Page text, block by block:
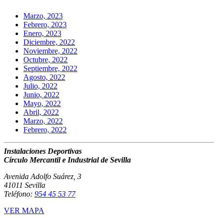
Marzo, 2023
Febrero, 2023
Enero, 2023
Diciembre, 2022
Noviembre, 2022
Octubre, 2022
Septiembre, 2022
Agosto, 2022
Julio, 2022
Junio, 2022
Mayo, 2022
Abril, 2022
Marzo, 2022
Febrero, 2022
Instalaciones Deportivas
Círculo Mercantil e Industrial de Sevilla
Avenida Adolfo Suárez, 3
41011 Sevilla
Teléfono: 954 45 53 77
VER MAPA